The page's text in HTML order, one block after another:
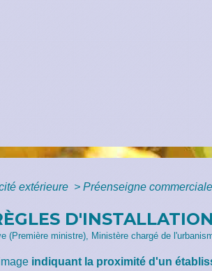
extérieure > Préenseigne
D'INSTALLATION
(Première ministre), Ministère chargé de
indiquant la proximité d'un